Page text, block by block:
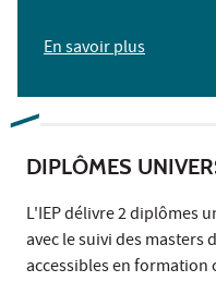
En savoir plus
DIPLÔMES
L'IEP délivre 2 diplômes
avec le suivi des masters
accessibles en formation